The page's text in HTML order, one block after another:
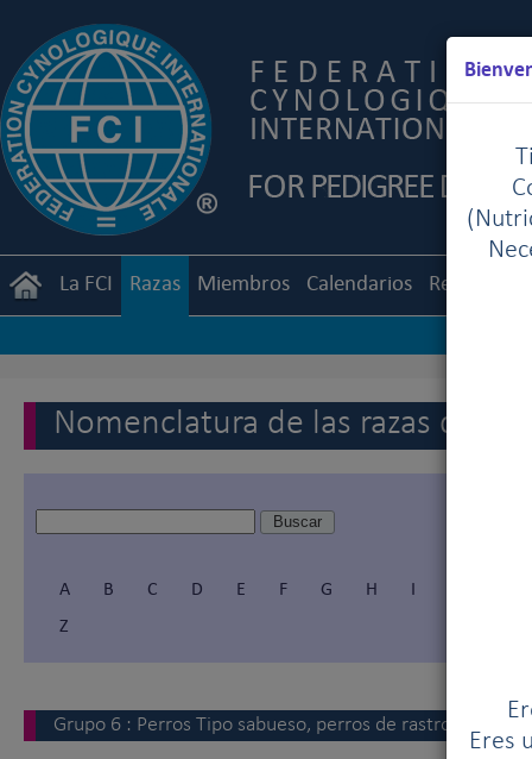
Eres
La FCI Razas Miembros Calendarios
Nomenclatura de las razas de la
A B C D E F G H I
Z
Grupo 6 : Perros Tipo sabueso, perros de rastro y razas